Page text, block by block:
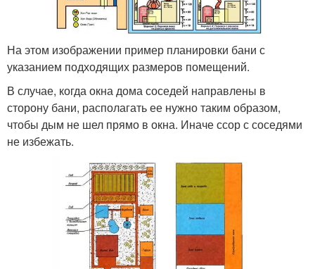
На этом изображении пример планировки бани с
указанием подходящих размеров помещений.
В случае, когда окна дома соседей направлены в
сторону бани, располагать ее нужно таким образом,
чтобы дым не шел прямо в окна. Иначе ссор с соседями
не избежать.